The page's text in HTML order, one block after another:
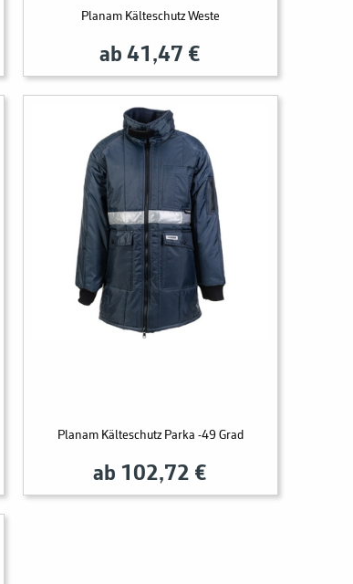
Planam Kälteschutz Weste
ab 41,47 €
Planam Kälteschutz Parka -49 Grad
ab 102,72 €